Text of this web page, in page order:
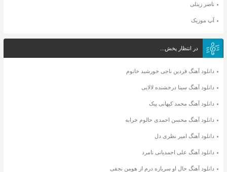
ناصر زینلی
آپ موزیک
در انتظار پخش...
دانلود آهنگ فردین ناجی خورشید خانوم
دانلود آهنگ سینا درخشنده لالایی
دانلود آهنگ محمد کیهانی پیک
دانلود آهنگ محسن احمدی حالوم خرابه
دانلود آهنگ امیر نظری دل
دانلود آهنگ علی احمدیانی نامرد
دانلود آهنگ حال او سربازه درم از هومن نجفی